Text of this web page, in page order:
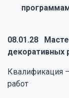
08.01.28
декоративных
Квалификация
работ